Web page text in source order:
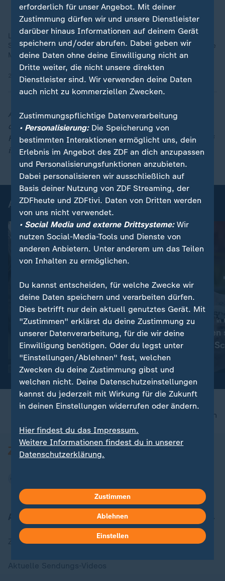
Laut EU-Rat war es das erste Mal, dass ein Baby an einer
Sitzung der EU-Minister teilgenommen hat. Schwedens jüngste
Ministerin macht es vor.
27.06.2026 | 1:07 min
Anmerkung der Redaktion: In einer früheren Version
dieses Videos hieß es, die Ministerin sei zur EU-
Kommission erschienen. Richtig ist, dass Pourmokhtari
ihr Baby zum EU-Ministerrat gebracht hat.
Aktuelle Videos
Feuerwehr schlägt Scheibe ein:
Hund bei Hitze im Auto
Video1:10
Europameisterschaft in
So unterstützen
Deutschlands
StarsVideo
nach oben
Aktuell bei ZDFheute
Zuletzt veröffentlicht
erforderlich für unser Angebot. Mit deiner
Zustimmung dürfen wir und unsere Dienstleister
darüber hinaus Informationen auf deinem Gerät
speichern und/oder abrufen. Dabei geben wir
deine Daten ohne deine Einwilligung nicht an
Dritte weiter, die nicht unsere direkten
Dienstleister sind. Wir verwenden deine Daten
auch nicht zu kommerziellen Zwecken.
Zustimmungspflichtige Datenverarbeitung
• Personalisierung:Die Speicherung von
bestimmten Interaktionen ermöglicht uns, dein
Erlebnis im Angebot des ZDF an dich anzupassen
und Personalisierungsfunktionen anzubieten.
Dabei personalisieren wir ausschließlich auf
Basis deiner Nutzung von ZDF Streaming, der
ZDFheute und ZDFtivi. Daten von Dritten werden
von uns nicht verwendet.
• Social Media und externe Drittsysteme:Wir
nutzen Social-Media-Tools und Dienste von
anderen Anbietern. Unter anderem um das Teilen
von Inhalten zu ermöglichen.
Du kannst entscheiden, für welche Zwecke wir
deine Daten speichern und verarbeiten dürfen.
Dies betrifft nur dein aktuell genutztes Gerät. Mit
"Zustimmen" erklärst du deine Zustimmung zu
unserer Datenverarbeitung, für die wir deine
Einwilligung benötigen. Oder du legst unter
"Einstellungen/Ablehnen" fest, welchen
Zwecken du deine Zustimmung gibst und
welchen nicht. Deine Datenschutzeinstellungen
kannst du jederzeit mit Wirkung für die Zukunft
in deinen Einstellungen widerrufen oder ändern.
Hier findest du das Impressum.
Weitere Informationen findest du in unserer
Datenschutzerklärung.
Zustimmen
Ablehnen
Einstellen